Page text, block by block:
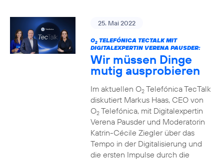
25. Mai 2022
O2TELEFÓNICA TECTALK MIT
DIGITALEXPERTIN VERENA PAUSDER:
Wir müssen Dinge
mutig ausprobieren
Im aktuellen O2Telefónica TecTalk
diskutiert Markus Haas, CEO von
O2Telefónica, mit Digitalexpertin
Verena Pausder und Moderatorin
Katrin-Cécile Ziegler über das
Tempo in der Digitalisierung und
die ersten Impulse durch die